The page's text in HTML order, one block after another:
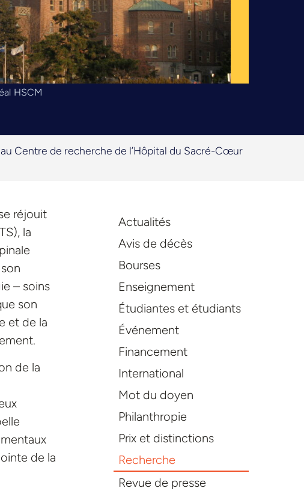
HSCM
Centre de recherche de l’Hôpital du Sacré-Cœur
réjouit
la
– soins
son
et de la
de la
de la
Actualités
Avis de décès
Bourses
Enseignement
Étudiantes et étudiants
Événement
Financement
International
Mot du doyen
Philanthropie
Prix et distinctions
Recherche
Revue de presse